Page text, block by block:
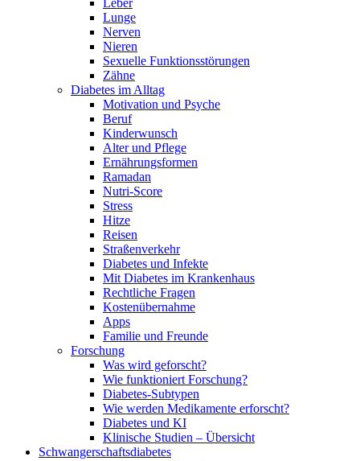
Lunge
Nerven
Nieren
Sexuelle Funktionsstörungen
Zähne
Diabetes im Alltag
Motivation und Psyche
Beruf
Kinderwunsch
Alter und Pflege
Ernährungsformen
Ramadan
Nutri-Score
Stress
Hitze
Reisen
Straßenverkehr
Diabetes und Infekte
Mit Diabetes im Krankenhaus
Rechtliche Fragen
Kostenübernahme
Apps
Familie und Freunde
Forschung
Was wird geforscht?
Wie funktioniert Forschung?
Diabetes-Subtypen
Wie werden Medikamente erforscht?
Diabetes und KI
Klinische Studien – Übersicht
Schwangerschaftsdiabetes